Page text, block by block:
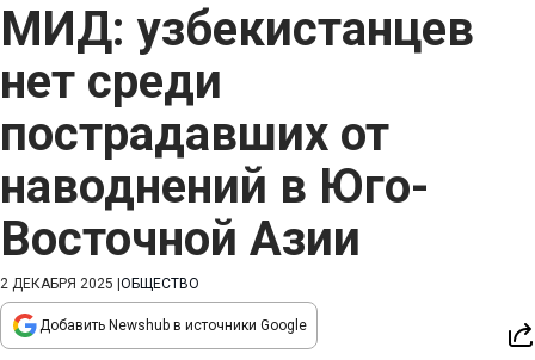
МИД: узбекистанцев
нет среди
пострадавших от
наводнений в Юго-
Восточной Азии
2 ДЕКАБРЯ 2025 ОБЩЕСТВО
Добавить Newshub в источники Google